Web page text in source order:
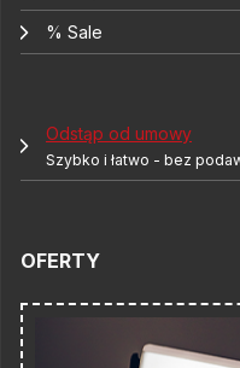
% Sale
Odstąp od umowy
Szybko i łatwo - bez
OFERTY